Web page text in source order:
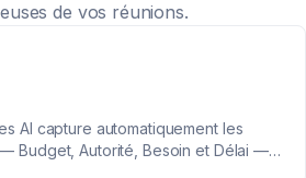
de vos réunions.
AI capture automatiquement les
Budget, Autorité, Besoin et Délai —